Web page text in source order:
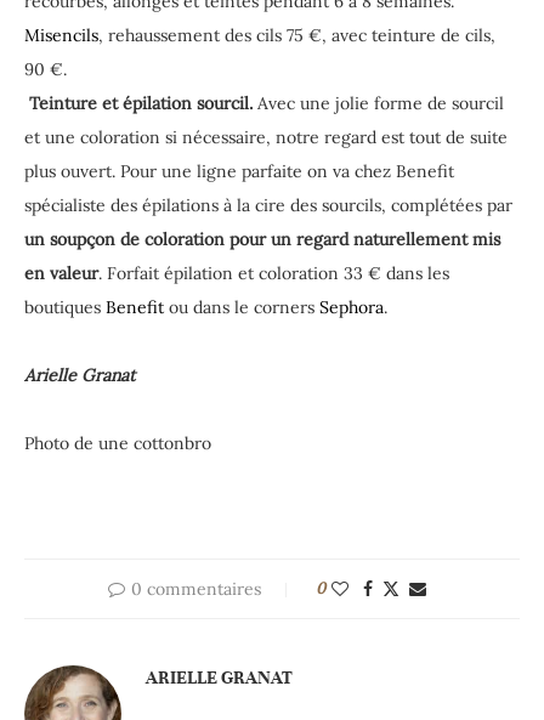
Misencils, rehaussement des cils 75 €, avec teinture de cils,
90 €.
Teinture et épilation sourcil. Avec une jolie forme de sourcil
et une coloration si nécessaire, notre regard est tout de suite
plus ouvert. Pour une ligne parfaite on va chez Benefit
spécialiste des épilations à la cire des sourcils, complétées par
un soupçon de coloration pour un regard naturellement mis
en valeur. Forfait épilation et coloration 33 € dans les
boutiques Benefit ou dans le corners Sephora.
Arielle Granat
Photo de une cottonbro
0 commentaires 0
ARIELLE GRANAT